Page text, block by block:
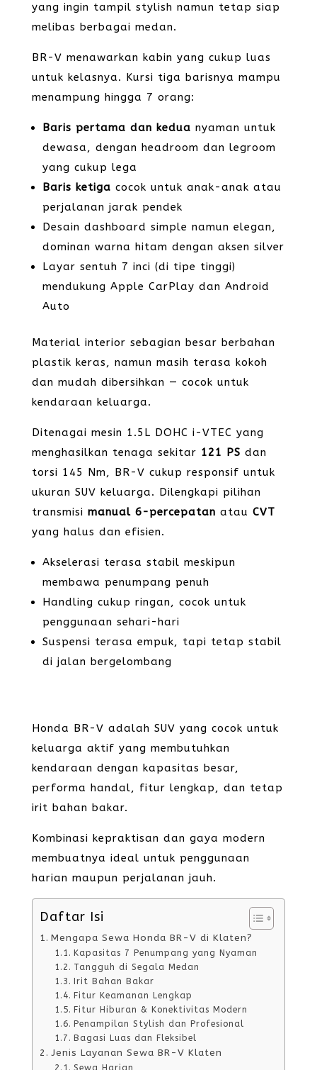
yang ingin tampil stylish namun tetap siap
melibas berbagai medan.
BR-V menawarkan kabin yang cukup luas
untuk kelasnya. Kursi tiga barisnya mampu
menampung hingga 7 orang:
Baris pertama dan kedua nyaman untuk
dewasa, dengan headroom dan legroom
yang cukup lega
Baris ketiga cocok untuk anak-anak atau
perjalanan jarak pendek
Desain dashboard simple namun elegan,
dominan warna hitam dengan aksen silver
Layar sentuh 7 inci (di tipe tinggi)
mendukung Apple CarPlay dan Android
Auto
Material interior sebagian besar berbahan
plastik keras, namun masih terasa kokoh
dan mudah dibersihkan — cocok untuk
kendaraan keluarga.
Ditenagai mesin 1.5L DOHC i-VTEC yang
menghasilkan tenaga sekitar 121 PS dan
torsi 145 Nm, BR-V cukup responsif untuk
ukuran SUV keluarga. Dilengkapi pilihan
transmisi manual 6-percepatan atau CVT
yang halus dan efisien.
Akselerasi terasa stabil meskipun
membawa penumpang penuh
Handling cukup ringan, cocok untuk
penggunaan sehari-hari
Suspensi terasa empuk, tapi tetap stabil
di jalan bergelombang
Honda BR-V adalah SUV yang cocok untuk
keluarga aktif yang membutuhkan
kendaraan dengan kapasitas besar,
performa handal, fitur lengkap, dan tetap
irit bahan bakar.
Kombinasi kepraktisan dan gaya modern
membuatnya ideal untuk penggunaan
harian maupun perjalanan jauh.
Daftar Isi
Mengapa Sewa Honda BR-V di Klaten?
Kapasitas 7 Penumpang yang Nyaman
Tangguh di Segala Medan
Irit Bahan Bakar
Fitur Keamanan Lengkap
Fitur Hiburan & Konektivitas Modern
Penampilan Stylish dan Profesional
Bagasi Luas dan Fleksibel
Jenis Layanan Sewa BR-V Klaten
Sewa Harian